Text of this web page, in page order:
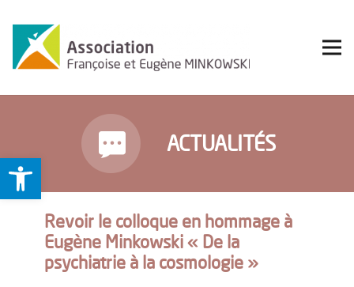
Ouvrir la barre d’outils
ACTUALITÉS
Revoir le colloque en hommage à
Eugène Minkowski « De la
psychiatrie à la cosmologie »